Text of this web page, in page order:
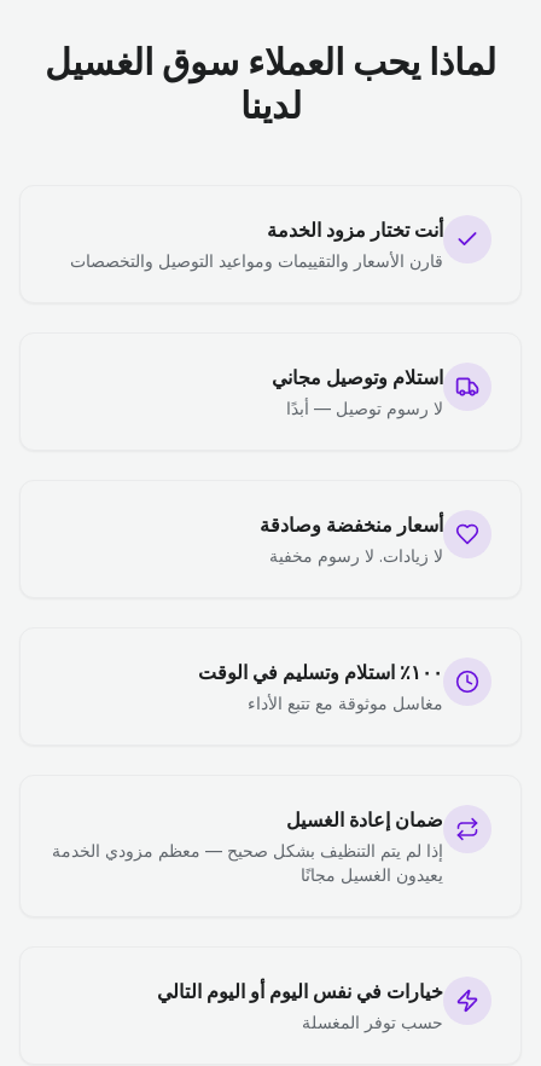
لماذا يحب العملاء سوق الغسيل
لدينا
أنت تختار مزود الخدمة
قارن الأسعار والتقييمات ومواعيد التوصيل والتخصصات
استلام وتوصيل مجاني
لا رسوم توصيل — أبدًا
أسعار منخفضة وصادقة
لا زيادات. لا رسوم مخفية
١٠٠٪ استلام وتسليم في الوقت
مغاسل موثوقة مع تتبع الأداء
ضمان إعادة الغسيل
إذا لم يتم التنظيف بشكل صحيح — معظم مزودي الخدمة
يعيدون الغسيل مجانًا
خيارات في نفس اليوم أو اليوم التالي
حسب توفر المغسلة